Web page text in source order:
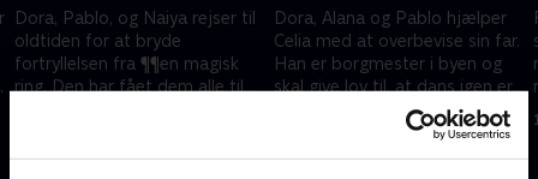
Dora, Pablo, og Naiya rejser til
oldtiden for at bryde
fortryllelsen fra ¶¶en magisk
ring. Den har fået dem alle til
Dora, Alana og Pablo hjælper
Celia med at overbevise sin far.
Han er borgmester i byen og
skal give lov til, at dans igen er
tilladt i landet Baila.